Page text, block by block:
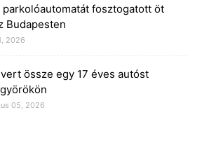
parkolóautomatát fosztogatott öt
Budapesten
2026
össze egy 17 éves autóst
05, 2026